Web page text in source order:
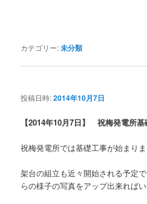
カテゴリー:未分類
投稿日時:2014年10月7日
【2014年10月7日】 祝梅発電所
祝梅発電所では基礎工事が始まりま
架台の組立も近々開始される予定
らの様子の写真をアップ出来れば